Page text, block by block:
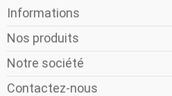
Informations
Nos produits
Notre société
Contactez-nous